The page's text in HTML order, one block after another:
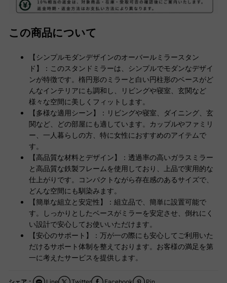
この商品について
【シンプルモダンデザインのオーバールミラースタン
ド】：このスタンドミラーは、シンプルでモダンなデザイ
ンが特徴です。楕円形のミラーと白い円柱形のベースがど
んなインテリアにも調和し、リビングや寝室、玄関など
様々な空間に美しくフィットします。
【多様な適用シーン】：リビングや寝室、ダイニング、玄
関など、どの部屋にも適しています。カップルやファミリ
ー、一人暮らしの方、特に女性におすすめのアイテムで
す。
【高品質な材料とデザイン】：透過率の高いガラスミラー
と高品質な鉄製フレームを使用しており、上品で実用的な
仕上がりです。コンパクトながら存在感のあるサイズで、
どんな空間にも馴染みます。
【簡単な組立と安定性】：組立品で、簡単に設置可能で
す。しっかりとしたベースがミラーを安定させ、倒れにく
い設計で安心してお使いいただけます。
【安心のサポート】：万が一の際にも安心してご利用いた
だけるサポート体制を整えております。お客様の満足を第
一に考えたサービスを提供します。